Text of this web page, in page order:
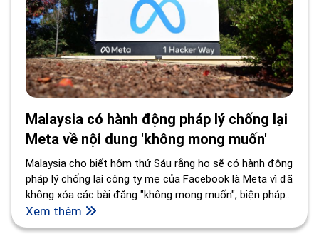
Malaysia có hành động pháp lý chống lại
Meta về nội dung 'không mong muốn'
Malaysia cho biết hôm thứ Sáu rằng họ sẽ có hành động
pháp lý chống lại công ty mẹ của Facebook là Meta vì đã
không xóa các bài đăng "không mong muốn", biện pháp
mạnh nhất mà quốc gia này đã thực hiện cho đến nay
đối với nội dung như vậy.
Xem thêm